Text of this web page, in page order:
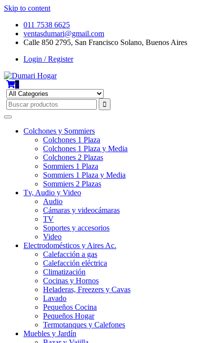
Skip to content
011 7538 6625
ventasdumari@gmail.com
Calle 850 2795, San Francisco Solano, Buenos Aires
Login / Register
0
Colchones y Sommiers
Colchones 1 Plaza
Colchones 1 Plaza y Media
Colchones 2 Plazas
Sommiers 1 Plaza
Sommiers 1 Plaza y Media
Sommiers 2 Plazas
Tv, Audio y Video
Audio
Cámaras y videocámaras
TV
Soportes y accesorios
Video
Electrodomésticos y Aires Ac.
Calefacción a gas
Calefacción eléctrica
Climatización
Cocinas y Hornos
Heladeras, Freezers y Cavas
Lavado
Pequeños Cocina
Pequeños Hogar
Termotanques y Calefones
Muebles y Jardín